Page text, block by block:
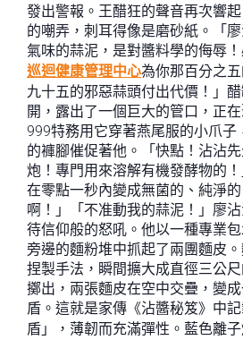
發出警報。王醋狂的聲音再次響
的嘲弄，刺耳得像是磨砂紙。「
氣味的蒜泥，是對醬料學的侮辱
巡迴健康管理中心為你那百分之
九十五的邪惡蒜頭付出代價！」
開，露出了一個巨大的管口，正
999特務用它穿著燕尾服的小爪子
的褲腳催促著他。「快點！沾沾
炮！專門用來溶解有機發酵物的
在零點一秒內變成無菌的、純淨
啊！」「不准動我的蒜泥！」廖
待信仰般的怒吼。他以一種專業
旁邊的麵粉堆中抓起了兩團麵皮
捏製手法，瞬間擴大成直徑三公
擲出，兩張麵皮在空中交疊，變
盾。這就是家傳《沾醬秘笈》中
盾」，薄韌而充滿彈性。藍色離